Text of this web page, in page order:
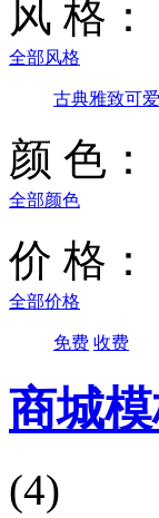
风 格：
全部风格
古典雅致可
颜 色：
全部颜色
价 格：
全部价格
免费 收费
商城
(4)